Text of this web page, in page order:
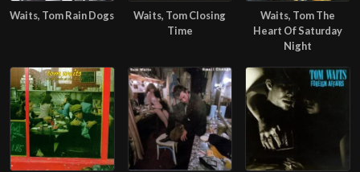
Waits, Tom Rain Dogs
Waits, Tom Closing
Time
Waits, Tom The
Heart Of Saturday
Night